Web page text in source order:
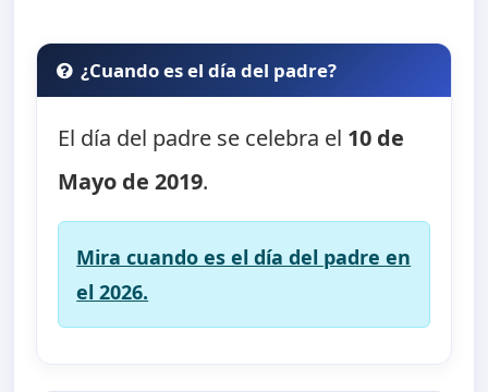
¿Cuando es el día del padre?
El día del padre se celebra el 10 de
Mayo de 2019.
Mira cuando es el día del padre en
el 2026.